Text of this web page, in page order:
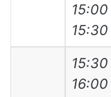
15:30
16:00